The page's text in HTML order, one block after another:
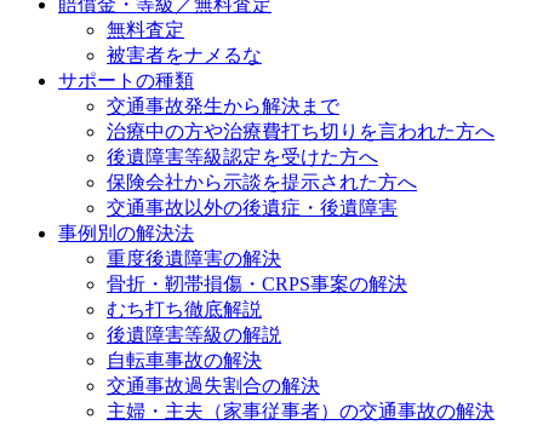
賠償金・等級／無料査定
無料査定
被害者をナメるな
サポートの種類
交通事故発生から解決まで
治療中の方や治療費打ち切りを言われた方へ
後遺障害等級認定を受けた方へ
保険会社から示談を提示された方へ
交通事故以外の後遺症・後遺障害
事例別の解決法
重度後遺障害の解決
骨折・靭帯損傷・CRPS事案の解決
むち打ち徹底解説
後遺障害等級の解説
自転車事故の解決
交通事故過失割合の解決
主婦・主夫（家事従事者）の交通事故の解決